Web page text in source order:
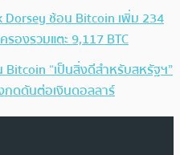
Dorsey ช้อน Bitcoin เพิ่ม 234
องรวมแตะ 9,117 BTC
“เป็นสิ่งดีสำหรับสหรัฐฯ”
กดดันต่อเงินดอลลาร์